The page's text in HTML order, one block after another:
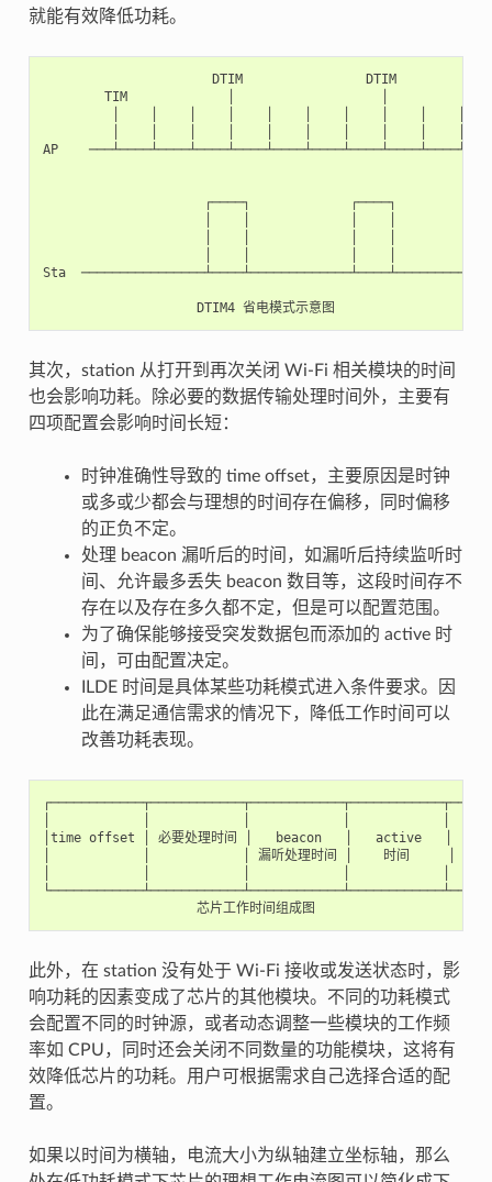
就能有效降低功耗。
                      DTIM                DTIM
        TIM             │                   │
AP
                     ┌────┐             ┌────┐
Sta
其次，station 从打开到再次关闭 Wi-Fi 相关模块的时间
也会影响功耗。除必要的数据传输处理时间外，主要有
四项配置会影响时间长短：
时钟准确性导致的 time offset，主要原因是时钟
或多或少都会与理想的时间存在偏移，同时偏移
的正负不定。
处理 beacon 漏听后的时间，如漏听后持续监听时
间、允许最多丢失 beacon 数目等，这段时间存不
存在以及存在多久都不定，但是可以配置范围。
为了确保能够接受突发数据包而添加的 active 时
间，可由配置决定。
ILDE 时间是具体某些功耗模式进入条件要求。因
此在满足通信需求的情况下，降低工作时间可以
改善功耗表现。
│time offset │ 必要处理时间 │   beacon   │   active   │
│            │            │ 漏听处理时间 │    时间     │
此外，在 station 没有处于 Wi-Fi 接收或发送状态时，影
响功耗的因素变成了芯片的其他模块。不同的功耗模式
会配置不同的时钟源，或者动态调整一些模块的工作频
率如 CPU，同时还会关闭不同数量的功能模块，这将有
效降低芯片的功耗。用户可根据需求自己选择合适的配
置。
如果以时间为横轴，电流大小为纵轴建立坐标轴，那么